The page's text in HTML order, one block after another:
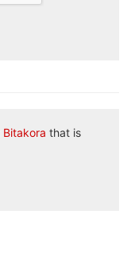
Bitakora that is